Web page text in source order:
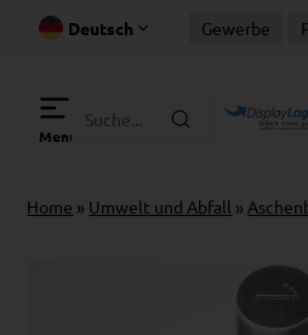
Deutsch Gewerbe
Menu
Home » Umwelt und Abfall »